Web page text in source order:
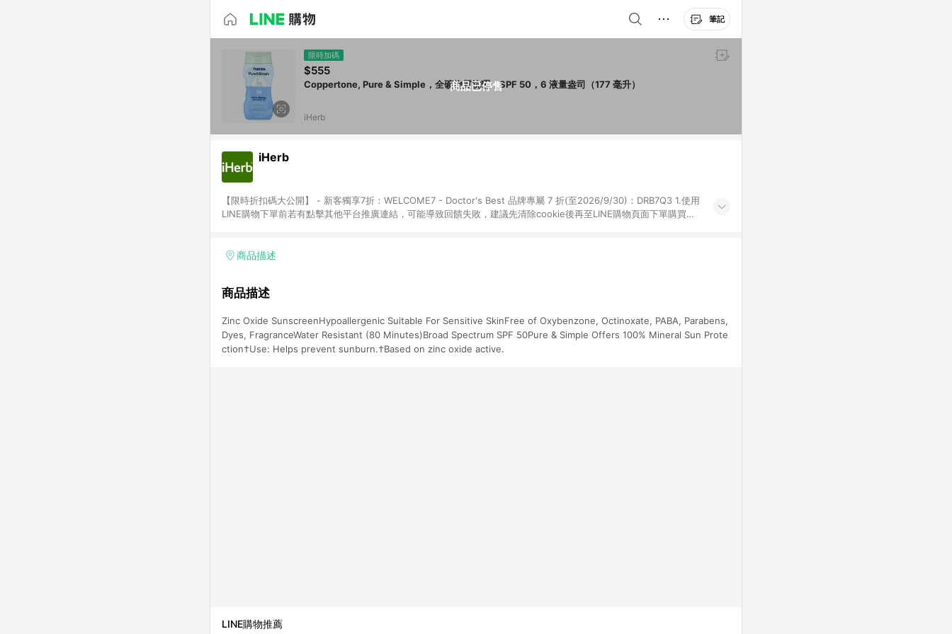
筆記
商品已停售
限時加碼
$555
Coppertone, Pure & Simple，全礦物質抗曬，SPF 50，6 液量盎司（177 毫升）
iHerb
iHerb
【限時折扣碼大公開】 - 新客獨享7折：WELCOME7 - Doctor's Best 品牌專屬 7 折(至2026/9/30)：DRB7Q3 1.使用
LINE購物下單前若有點擊其他平台推廣連結，可能導致回饋失敗，建議先清除cookie後再至LINE購物頁面下單購買。
勵金） 、英文數字亂數組合，如abc567、xyz987等。） 3. iHerb App下單不符合點數回饋資格。 4.符合贈點資格
需確認訂單回饋資格，僅提供訂購後60天內的訂單查詢。 9.多筆訂單連續下單 : 每一筆訂單皆需獨立從LINE購物完成
帳。
商品描述
商品描述
Zinc Oxide SunscreenHypoallergenic Suitable For Sensitive SkinFree of Oxybenzone, Octinoxate, PABA, Parabens,
Dyes, FragranceWater Resistant (80 Minutes)Broad Spectrum SPF 50Pure & Simple Offers 100% Mineral Sun Prote
ction†Use: Helps prevent sunburn.†Based on zinc oxide active.
LINE購物推薦